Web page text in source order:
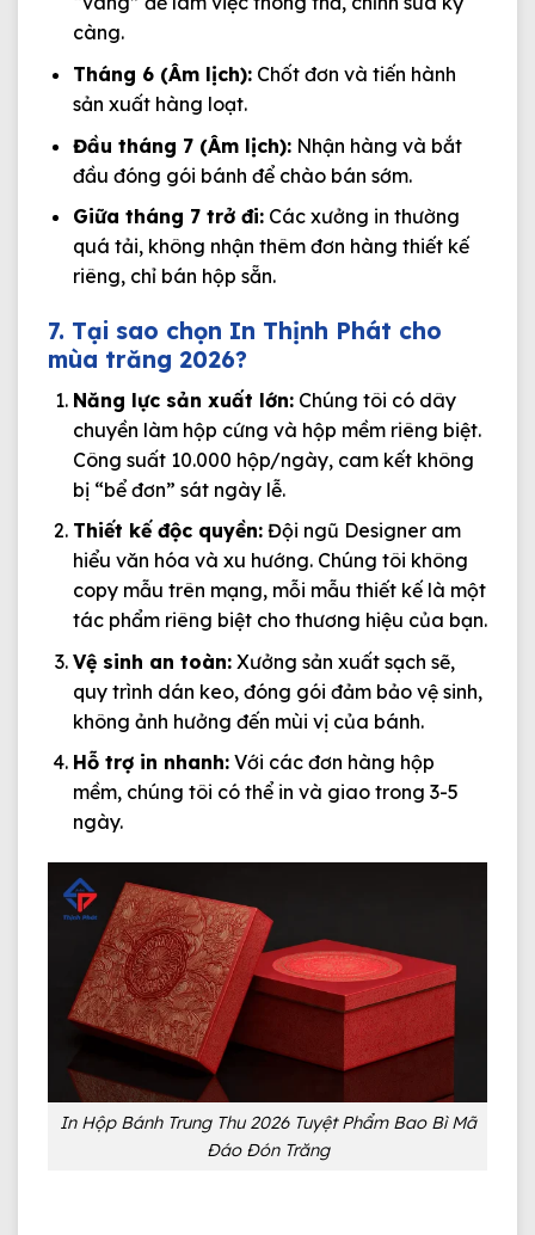
càng.
Tháng 6 (Âm lịch):Chốt đơn và tiến hành
sản xuất hàng loạt.
Đầu tháng 7 (Âm lịch):Nhận hàng và bắt
đầu đóng gói bánh để chào bán sớm.
Giữa tháng 7 trở đi:Các xưởng in thường
quá tải, không nhận thêm đơn hàng thiết kế
riêng, chỉ bán hộp sẵn.
7. Tại sao chọn In Thịnh Phát cho
mùa trăng 2026?
Năng lực sản xuất lớn:Chúng tôi có dây
chuyền làm hộp cứng và hộp mềm riêng biệt.
Công suất 10.000 hộp/ngày, cam kết không
bị “bể đơn” sát ngày lễ.
Thiết kế độc quyền:Đội ngũ Designer am
hiểu văn hóa và xu hướng. Chúng tôi không
copy mẫu trên mạng, mỗi mẫu thiết kế là một
tác phẩm riêng biệt cho thương hiệu của bạn.
Vệ sinh an toàn:Xưởng sản xuất sạch sẽ,
quy trình dán keo, đóng gói đảm bảo vệ sinh,
không ảnh hưởng đến mùi vị của bánh.
Hỗ trợ in nhanh:Với các đơn hàng hộp
mềm, chúng tôi có thể in và giao trong 3-5
ngày.
In Hộp Bánh Trung Thu 2026 Tuyệt Phẩm Bao Bì Mã
Đáo Đón Trăng